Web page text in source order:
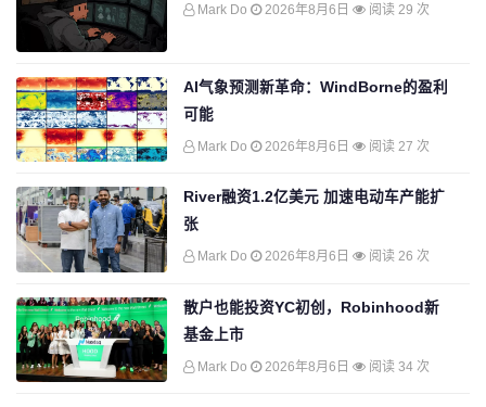
Mark Do 2026年8月6日 阅读 29 次
AI气象预测新革命：WindBorne的盈利
可能
Mark Do 2026年8月6日 阅读 27 次
River融资1.2亿美元 加速电动车产能扩
张
Mark Do 2026年8月6日 阅读 26 次
散户也能投资YC初创，Robinhood新
基金上市
Mark Do 2026年8月6日 阅读 34 次